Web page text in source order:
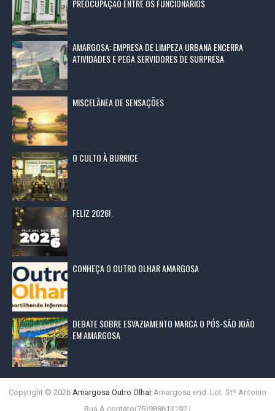
PREOCUPAÇÃO ENTRE OS FUNCIONÁRIOS
AMARGOSA: EMPRESA DE LIMPEZA URBANA ENCERRA
ATIVIDADES E PEGA SERVIDORES DE SURPRESA
MISCELÂNEA DE SENSAÇÕES
O CULTO À BURRICE
FELIZ 2026!
CONHEÇA O OUTRO OLHAR AMARGOSA
DEBATE SOBRE ESVAZIAMENTO MARCA O PÓS-SÃO JOÃO
EM AMARGOSA
Copyright © 2026 Amargosa Outro OlharAmargosa end: Lot. Stº Antonio
Rua A contato(75)988613192 |